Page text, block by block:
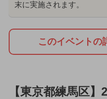
末に実施されます。
このイベントの
【東京都練馬区